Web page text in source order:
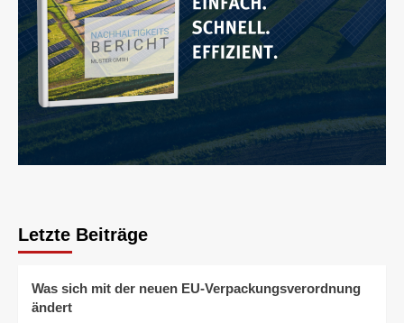
Letzte Beiträge
Was sich mit der neuen EU-Verpackungsverordnung
ändert